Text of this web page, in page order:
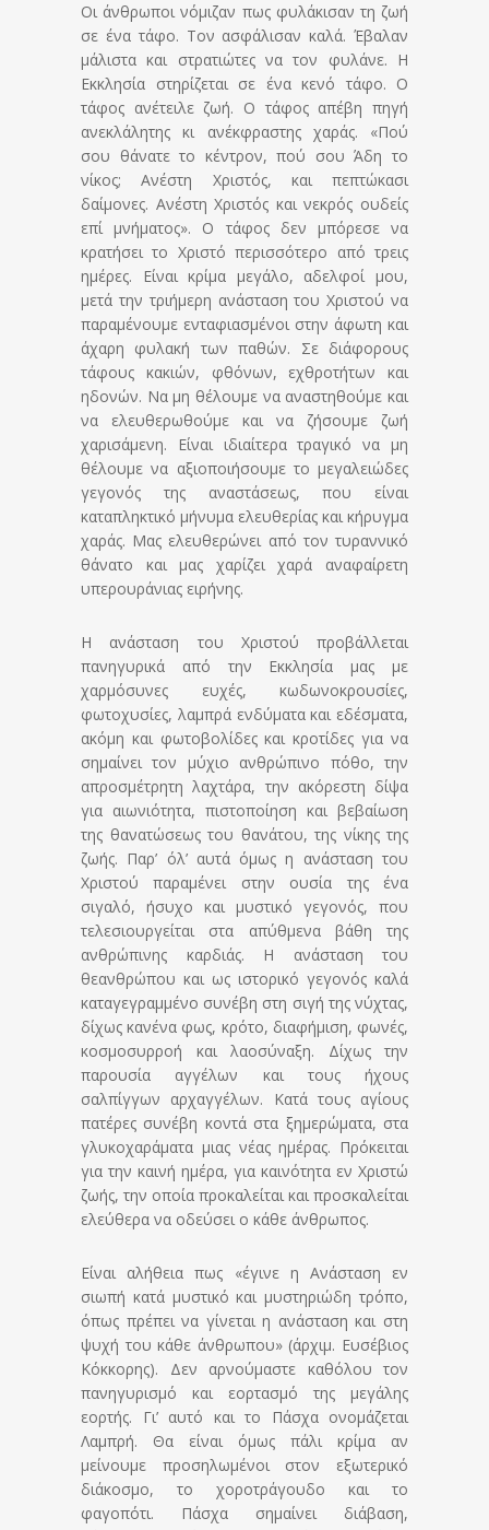
Οι άνθρωποι νόμιζαν πως φυλάκισαν τη ζωή
σε ένα τάφο. Τον ασφάλισαν καλά. Έβαλαν
μάλιστα και στρατιώτες να τον φυλάνε. Η
Εκκλησία στηρίζεται σε ένα κενό τάφο. Ο
τάφος ανέτειλε ζωή. Ο τάφος απέβη πηγή
ανεκλάλητης κι ανέκφραστης χαράς. «Πού
σου θάνατε το κέντρον, πού σου Άδη το
νίκος; Ανέστη Χριστός, και πεπτώκασι
δαίμονες. Ανέστη Χριστός και νεκρός ουδείς
επί μνήματος». Ο τάφος δεν μπόρεσε να
κρατήσει το Χριστό περισσότερο από τρεις
ημέρες. Είναι κρίμα μεγάλο, αδελφοί μου,
μετά την τριήμερη ανάσταση του Χριστού να
παραμένουμε ενταφιασμένοι στην άφωτη και
άχαρη φυλακή των παθών. Σε διάφορους
τάφους κακιών, φθόνων, εχθροτήτων και
ηδονών. Να μη θέλουμε να αναστηθούμε και
να ελευθερωθούμε και να ζήσουμε ζωή
χαρισάμενη. Είναι ιδιαίτερα τραγικό να μη
θέλουμε να αξιοποιήσουμε το μεγαλειώδες
γεγονός της αναστάσεως, που είναι
καταπληκτικό μήνυμα ελευθερίας και κήρυγμα
χαράς. Μας ελευθερώνει από τον τυραννικό
θάνατο και μας χαρίζει χαρά αναφαίρετη
υπερουράνιας ειρήνης.
Η ανάσταση του Χριστού προβάλλεται
πανηγυρικά από την Εκκλησία μας με
χαρμόσυνες ευχές, κωδωνοκρουσίες,
φωτοχυσίες, λαμπρά ενδύματα και εδέσματα,
ακόμη και φωτοβολίδες και κροτίδες για να
σημαίνει τον μύχιο ανθρώπινο πόθο, την
απροσμέτρητη λαχτάρα, την ακόρεστη δίψα
για αιωνιότητα, πιστοποίηση και βεβαίωση
της θανατώσεως του θανάτου, της νίκης της
ζωής. Παρ’ όλ’ αυτά όμως η ανάσταση του
Χριστού παραμένει στην ουσία της ένα
σιγαλό, ήσυχο και μυστικό γεγονός, που
τελεσιουργείται στα απύθμενα βάθη της
ανθρώπινης καρδιάς. Η ανάσταση του
θεανθρώπου και ως ιστορικό γεγονός καλά
καταγεγραμμένο συνέβη στη σιγή της νύχτας,
δίχως κανένα φως, κρότο, διαφήμιση, φωνές,
κοσμοσυρροή και λαοσύναξη. Δίχως την
παρουσία αγγέλων και τους ήχους
σαλπίγγων αρχαγγέλων. Κατά τους αγίους
πατέρες συνέβη κοντά στα ξημερώματα, στα
γλυκοχαράματα μιας νέας ημέρας. Πρόκειται
για την καινή ημέρα, για καινότητα εν Χριστώ
ζωής, την οποία προκαλείται και προσκαλείται
ελεύθερα να οδεύσει ο κάθε άνθρωπος.
Είναι αλήθεια πως «έγινε η Ανάσταση εν
σιωπή κατά μυστικό και μυστηριώδη τρόπο,
όπως πρέπει να γίνεται η ανάσταση και στη
ψυχή του κάθε άνθρωπου» (άρχιμ. Ευσέβιος
Κόκκορης). Δεν αρνούμαστε καθόλου τον
πανηγυρισμό και εορτασμό της μεγάλης
εορτής. Γι’ αυτό και το Πάσχα ονομάζεται
Λαμπρή. Θα είναι όμως πάλι κρίμα αν
μείνουμε προσηλωμένοι στον εξωτερικό
διάκοσμο, το χοροτράγουδο και το
φαγοπότι. Πάσχα σημαίνει διάβαση,